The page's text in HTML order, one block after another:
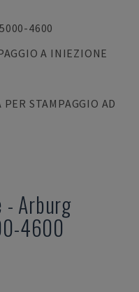
4600
A INIEZIONE
PER STAMPAGGIO AD
- Arburg
4600